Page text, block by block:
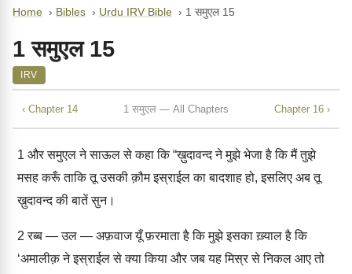
Home › Bibles › Urdu IRV Bible › 1 समुएल 15
1 समुएल 15
IRV
‹ Chapter 14 1 समुएल — All Chapters Chapter 16 ›
1 और समुएल ने साऊल से कहा कि “ख़ुदावन्द ने मुझे भेजा है कि मैं तुझे
मसह करूँ ताकि तू उसकी क़ौम इस्राईल का बादशाह हो, इसलिए अब तू
ख़ुदावन्द की बातें सुन।
2 रब्ब — उल — अफ़वाज यूँ फ़रमाता है कि मुझे इसका ख़्याल है कि
‘अमालीक़ ने इस्राईल से क्या किया और जब यह मिस्र से निकल आए तो